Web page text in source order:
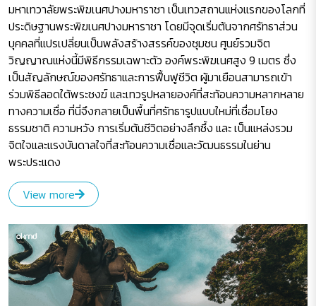
มหาเทวาลัยพระพิฆเนศปางมหาราชา เป็นเทวสถานแห่งแรกของโลกที่
ประดิษฐานพระพิฆเนศปางมหาราชา โดยมีจุดเริ่มต้นจากศรัทธาส่วน
บุคคลที่แปรเปลี่ยนเป็นพลังสร้างสรรค์ของชุมชน ศูนย์รวมจิต
วิญญาณแห่งนี้มีพิธีกรรมเฉพาะตัว องค์พระพิฆเนศสูง 9 เมตร ซึ่ง
เป็นสัญลักษณ์ของศรัทธาและการฟื้นฟูชีวิต ผู้มาเยือนสามารถเข้า
ร่วมพิธีลอดใต้พระชงฆ์ และเทวรูปหลายองค์ที่สะท้อนความหลากหลาย
ทางความเชื่อ ที่นี่จึงกลายเป็นพื้นที่ศรัทธารูปแบบใหม่ที่เชื่อมโยง
ธรรมชาติ ความหวัง การเริ่มต้นชีวิตอย่างลึกซึ้ง และ เป็นแหล่งรวม
จิตใจและแรงบันดาลใจที่สะท้อนความเชื่อและวัฒนธรรมในย่าน
พระประแดง
View more